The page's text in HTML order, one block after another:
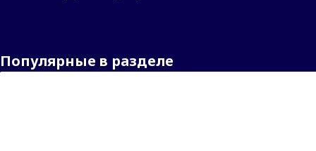
Популярные в разделе